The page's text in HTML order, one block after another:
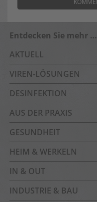
Entdecken Sie mehr …
AKTUELL
VIREN-LÖSUNGEN
DESINFEKTION
AUS DER PRAXIS
GESUNDHEIT
HEIM & WERKELN
IN & OUT
INDUSTRIE & BAU